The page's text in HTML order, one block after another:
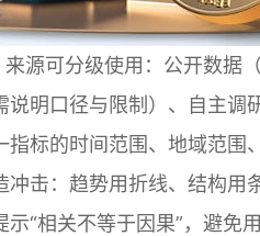
源可分级使用：公开数据
明口径与限制）、自主调
标的时间范围、地域范围
击：趋势用折线、结构用
“相关不等于因果”，避免